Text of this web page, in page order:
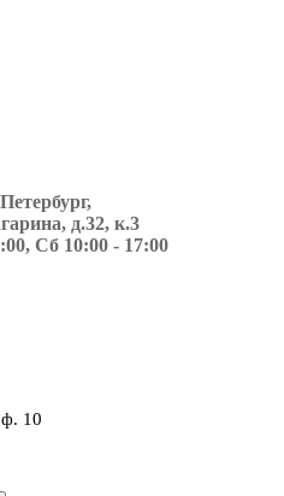
д.32, к.3
Сб 10:00 - 17:00
10